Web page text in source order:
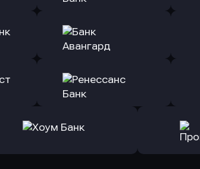
Оправить заявку
в Райффайзен Банк
Оправить заявку
в Банк Авангард
Оправить заявку